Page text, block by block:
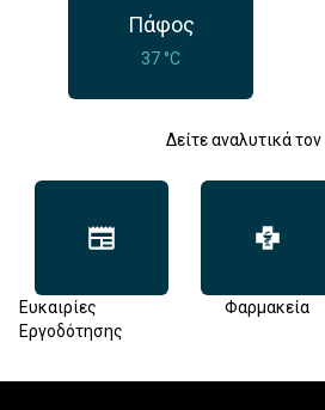
Πάφος
37 °C
Δείτε αναλυτικά τον
Ευκαιρίες
Εργοδότησης
Φαρμακεία